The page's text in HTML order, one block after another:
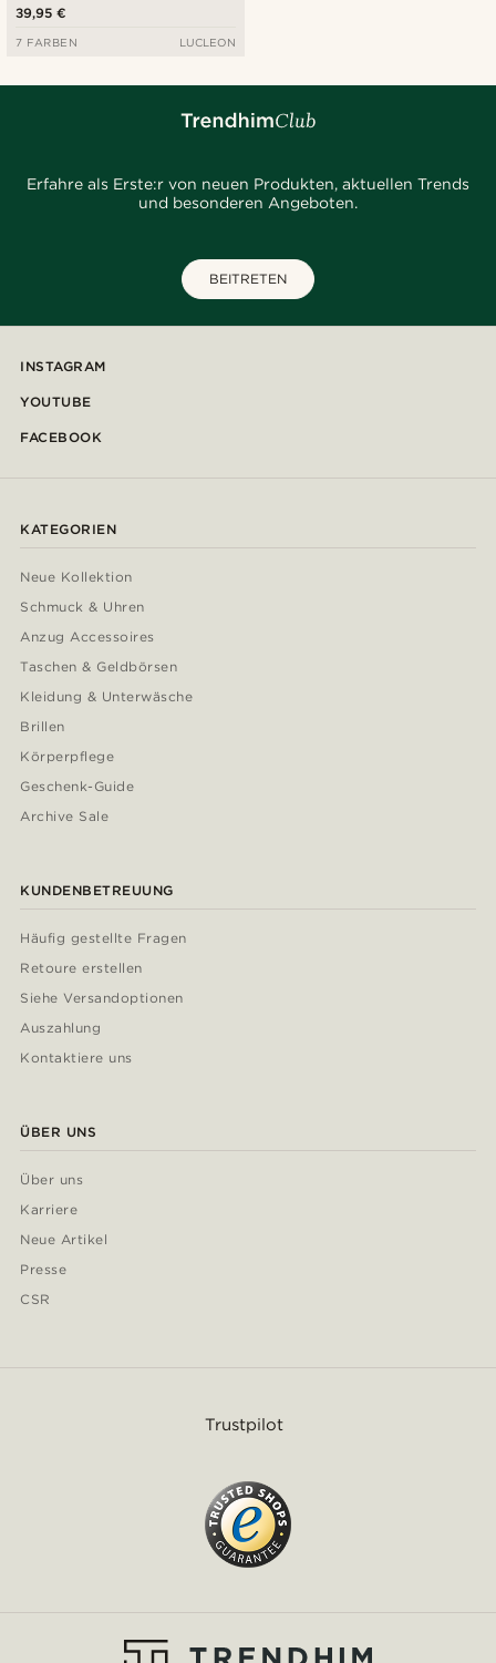
39,95 €
7 FARBEN LUCLEON
Erfahre als Erste:r von neuen Produkten, aktuellen Trends
und besonderen Angeboten.
BEITRETEN
INSTAGRAM
YOUTUBE
FACEBOOK
KATEGORIEN
Neue Kollektion
Schmuck & Uhren
Anzug Accessoires
Taschen & Geldbörsen
Kleidung & Unterwäsche
Brillen
Körperpflege
Geschenk-Guide
Archive Sale
KUNDENBETREUUNG
Häufig gestellte Fragen
Retoure erstellen
Siehe Versandoptionen
Auszahlung
Kontaktiere uns
ÜBER UNS
Über uns
Karriere
Neue Artikel
Presse
CSR
Trustpilot